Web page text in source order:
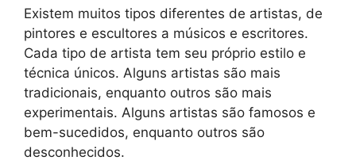
Existem muitos tipos diferentes de artistas, de
pintores e escultores a músicos e escritores.
Cada tipo de artista tem seu próprio estilo e
técnica únicos. Alguns artistas são mais
tradicionais, enquanto outros são mais
experimentais. Alguns artistas são famosos e
bem-sucedidos, enquanto outros são
desconhecidos.